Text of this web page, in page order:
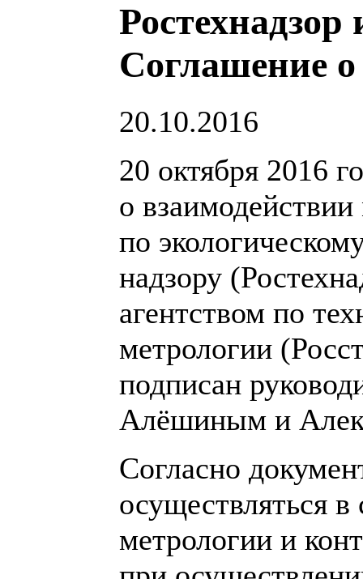
Соглашение о
20.10.2016
20 октября 2016
о
по
надзору
агентством по
метрологии
подписан
Алёшиным и
Согласно
осуществляться в
метрологии и